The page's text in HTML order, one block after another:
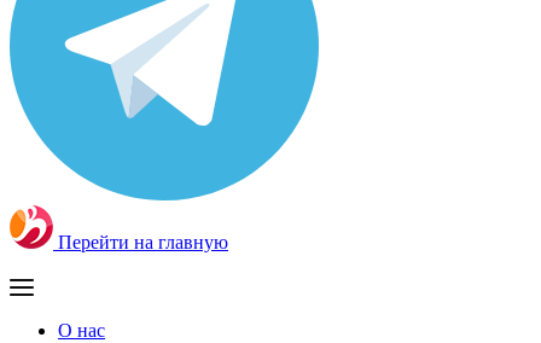
Перейти на главную
О нас